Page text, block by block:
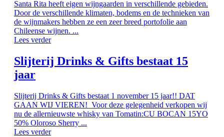
Santa Rita heeft eigen wijngaarden in verschillende gebieden.
Door de verschillende klimaten, bodems en de technieken van
de wijnmakers hebben ze een zeer breed portofolie aan
Chileense wijnen. ...
Lees verder
Slijterij Drinks & Gifts bestaat 15
jaar
Slijterij Drinks & Gifts bestaat 1 november 15 jaar!! DAT
GAAN WIJ VIEREN! Voor deze gelegenheid verkopen wij
nu de allernieuwste whisky van Tomatin:CU BOCAN 15YO
50% Oloroso Sherry ...
Lees verder